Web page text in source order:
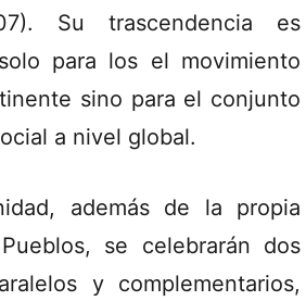
Su trascendencia es
para los el movimiento
sino para el conjunto
a nivel global.
además de la propia
se celebrarán dos
y complementarios,